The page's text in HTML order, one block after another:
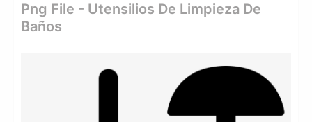
Png File - Utensilios De Limpieza De
Baños